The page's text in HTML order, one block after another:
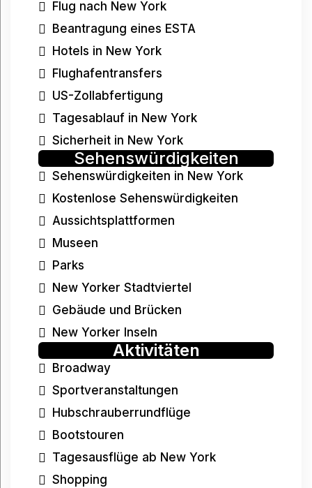
Flug nach New York
Beantragung eines ESTA
Hotels in New York
Flughafentransfers
US-Zollabfertigung
Tagesablauf in New York
Sicherheit in New York
Sehenswürdigkeiten
Sehenswürdigkeiten in New York
Kostenlose Sehenswürdigkeiten
Aussichtsplattformen
Museen
Parks
New Yorker Stadtviertel
Gebäude und Brücken
New Yorker Inseln
Aktivitäten
Broadway
Sportveranstaltungen
Hubschrauberrundflüge
Bootstouren
Tagesausflüge ab New York
Shopping